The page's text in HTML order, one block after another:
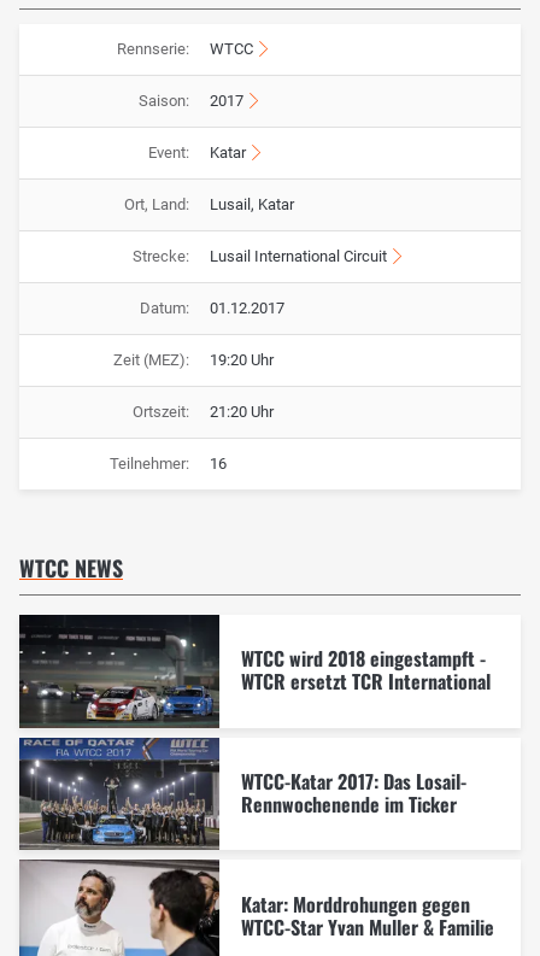
Rennserie: WTCC
Saison: 2017
Event: Katar
Ort, Land: Lusail, Katar
Strecke: Lusail International Circuit
Datum: 01.12.2017
Zeit (MEZ): 19:20 Uhr
Ortszeit: 21:20 Uhr
Teilnehmer: 16
WTCC NEWS
WTCC wird 2018 eingestampft -
WTCR ersetzt TCR International
WTCC-Katar 2017: Das Losail-
Rennwochenende im Ticker
Katar: Morddrohungen gegen
WTCC-Star Yvan Muller & Familie